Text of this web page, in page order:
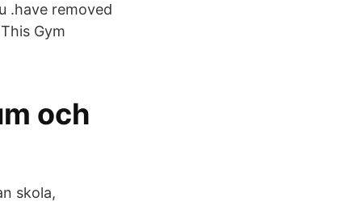
.have removed
Gym
och
skola,